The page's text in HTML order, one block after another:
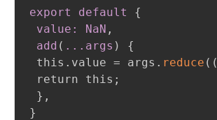
export default
{
value: NaN ,
add ( .. .args )
{
this.value = args. reduce ( (
return this ;
} ,
}